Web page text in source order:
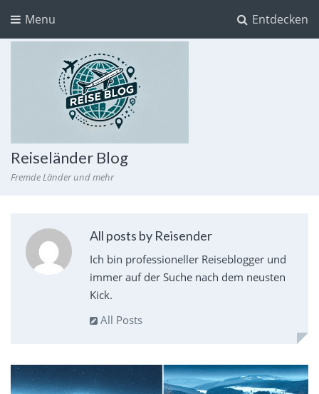
Entdecken
Menu
Reiseländer Blog
Fremde Länder und mehr
All posts by Reisender
Ich bin professioneller Reiseblogger und
immer auf der Suche nach dem neusten
Kick.
All Posts